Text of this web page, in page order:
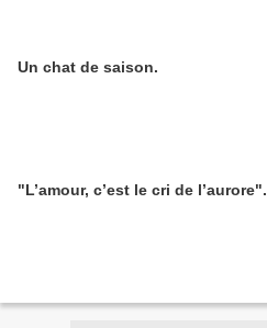
Un chat de saison.
"L’amour, c’est le cri de l’aurore".